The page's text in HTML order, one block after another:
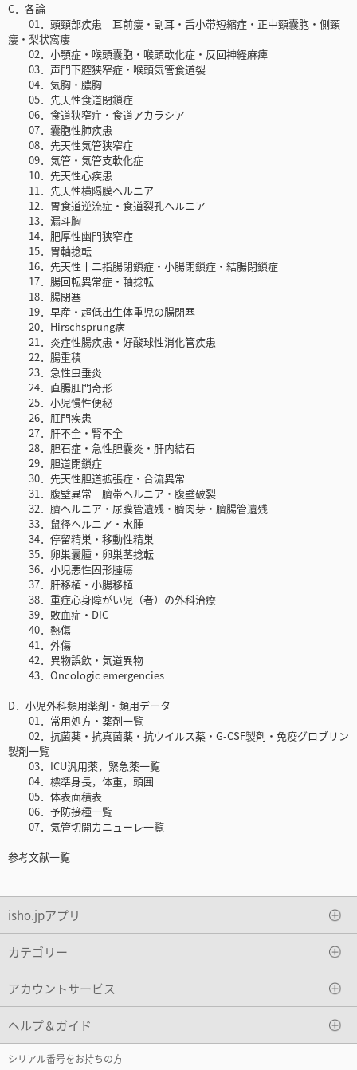
C．各論
01．頭頸部疾患 耳前瘻・副耳・舌小帯短縮症・正中頸囊胞・側頸
瘻・梨状窩瘻
02．小顎症・喉頭囊胞・喉頭軟化症・反回神経麻痺
03．声門下腔狭窄症・喉頭気管食道裂
04．気胸・膿胸
05．先天性食道閉鎖症
06．食道狭窄症・食道アカラシア
07．囊胞性肺疾患
08．先天性気管狭窄症
09．気管・気管支軟化症
10．先天性心疾患
11．先天性横隔膜ヘルニア
12．胃食道逆流症・食道裂孔ヘルニア
13．漏斗胸
14．肥厚性幽門狭窄症
15．胃軸捻転
16．先天性十二指腸閉鎖症・小腸閉鎖症・結腸閉鎖症
17．腸回転異常症・軸捻転
18．腸閉塞
19．早産・超低出生体重児の腸閉塞
20．Hirschsprung病
21．炎症性腸疾患・好酸球性消化管疾患
22．腸重積
23．急性虫垂炎
24．直腸肛門奇形
25．小児慢性便秘
26．肛門疾患
27．肝不全・腎不全
28．胆石症・急性胆囊炎・肝内結石
29．胆道閉鎖症
30．先天性胆道拡張症・合流異常
31．腹壁異常 臍帯ヘルニア・腹壁破裂
32．臍ヘルニア・尿膜管遺残・臍肉芽・臍腸管遺残
33．鼠径ヘルニア・水腫
34．停留精巣・移動性精巣
35．卵巣囊腫・卵巣茎捻転
36．小児悪性固形腫瘍
37．肝移植・小腸移植
38．重症心身障がい児（者）の外科治療
39．敗血症・DIC
40．熱傷
41．外傷
42．異物誤飲・気道異物
43．Oncologic emergencies
D．小児外科頻用薬剤・頻用データ
01．常用処方・薬剤一覧
02．抗菌薬・抗真菌薬・抗ウイルス薬・G-CSF製剤・免疫グロブリン
製剤一覧
03．ICU汎用薬，緊急薬一覧
04．標準身長，体重，頭囲
05．体表面積表
06．予防接種一覧
07．気管切開カニューレ一覧
参考文献一覧
isho.jpアプリ
カテゴリー
アカウントサービス
ヘルプ＆ガイド
シリアル番号をお持ちの方